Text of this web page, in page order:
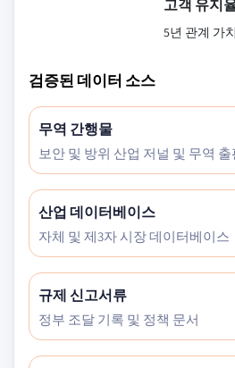
고객 유지
5년 관계 가치
검증된 데이터 소스
무역 간행물
보안 및 방위 산업 저널 및 무역 출
산업 데이터베이스
자체 및 제3자 시장 데이터베이스
규제 신고서류
정부 조달 기록 및 정책 문서